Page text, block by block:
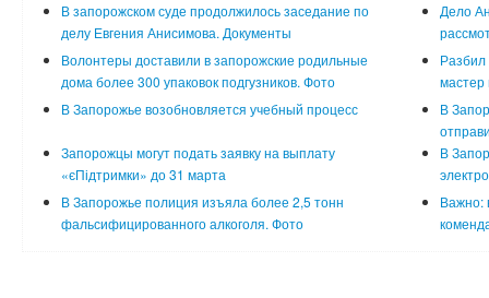
В запорожском суде продолжилось заседание по
делу Евгения Анисимова. Документы
Дело
Волонтеры доставили в запорожские родильные
дома более 300 упаковок подгузников. Фото
Разбил
мастер
В Запорожье возобновляется учебный процесс
В
Запорожцы могут подать заявку на выплату
«єПідтримки» до 31 марта
В
В Запорожье полиция изъяла более 2,5 тонн
фальсифицированного алкоголя. Фото
Важно: